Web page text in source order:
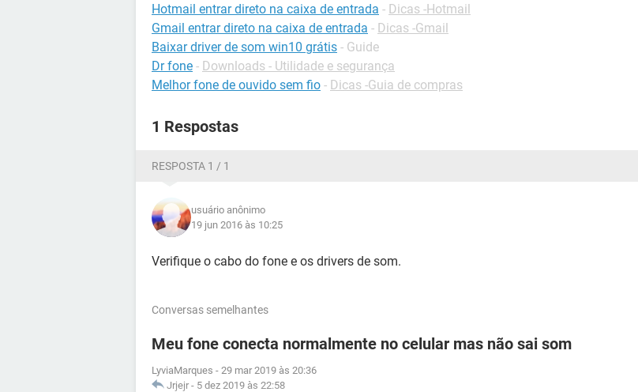
Hotmail entrar direto na caixa de entrada - Dicas -Hotmail
Gmail entrar direto na caixa de entrada - Dicas -Gmail
Baixar driver de som win10 grátis - Guide
Dr fone - Downloads - Utilidade e segurança
Melhor fone de ouvido sem fio - Dicas -Guia de compras
1 Respostas
RESPOSTA 1 / 1
usuário anônimo
19 jun 2016 às 10:25
Verifique o cabo do fone e os drivers de som.
Conversas semelhantes
Meu fone conecta normalmente no celular mas não sai som
LyviaMarques - 29 mar 2019 às 20:36
Jrjejr - 5 dez 2019 às 22:58